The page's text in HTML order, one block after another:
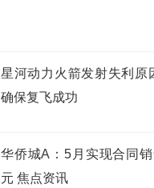
星河动力火箭发射失利原
确保复飞成功
华侨城A：5月实现合同
元 焦点资讯